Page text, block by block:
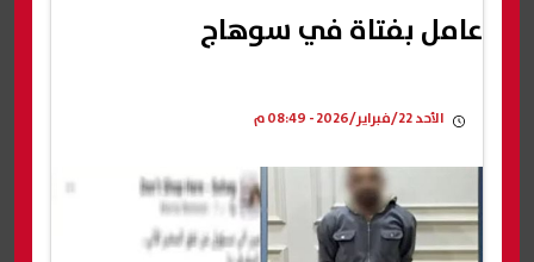
عامل بفتاة في سوهاج
الأحد 22/فبراير/2026 - 08:49 م